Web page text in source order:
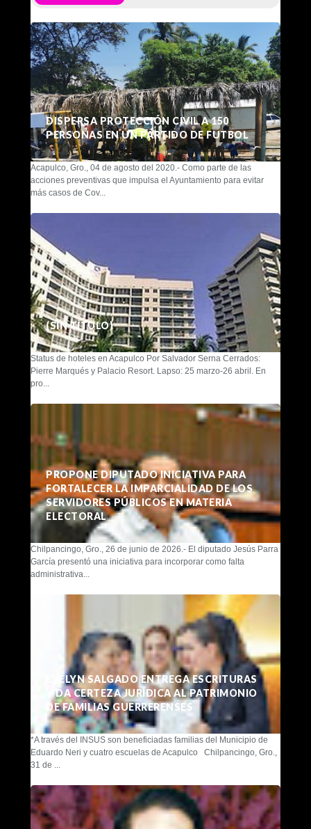
DISPERSA PROTECCIÓN CIVIL A 150
PERSONAS EN UN PARTIDO DE FUTBOL
Acapulco, Gro., 04 de agosto del 2020.- Como parte de las
acciones preventivas que impulsa el Ayuntamiento para evitar
más casos de Cov...
(SIN TÍTULO)
Status de hoteles en Acapulco Por Salvador Serna Cerrados:
Pierre Marqués y Palacio Resort. Lapso: 25 marzo-26 abril. En
pro...
PROPONE DIPUTADO INICIATIVA PARA
FORTALECER LA IMPARCIALIDAD DE LOS
SERVIDORES PÚBLICOS EN MATERIA
ELECTORAL
Chilpancingo, Gro., 26 de junio de 2026.- El diputado Jesús Parra
García presentó una iniciativa para incorporar como falta
administrativa...
EVELYN SALGADO ENTREGA ESCRITURAS
Y DA CERTEZA JURÍDICA AL PATRIMONIO
DE FAMILIAS GUERRERENSES
*A través del INSUS son beneficiadas familias del Municipio de
Eduardo Neri y cuatro escuelas de Acapulco Chilpancingo, Gro.,
31 de ...